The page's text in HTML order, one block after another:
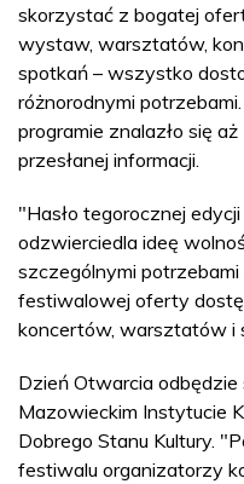
skorzystać z bogatej
wystaw, warsztatów,
spotkań – wszystko
różnorodnymi
programie znalazło się
przesłanej informacji.
"Hasło tegorocznej
odzwierciedla ideę
szczególnymi
festiwalowej oferty
koncertów, warsztatów i
Dzień Otwarcia
Mazowieckim Instytucie
Dobrego Stanu Kultury.
festiwalu organizatorzy